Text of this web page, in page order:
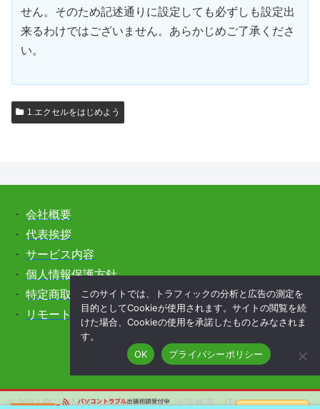
せん。そのため記述通りに設定しても必ずしも設定出
来るわけではございません。あらかじめご了承くださ
い。
1.エクセルをはじめよう
・ 会社概要
・ 代表挨拶
・ サービス内容
・ 個人情報保護方針
・ 特定商取引法に基づく表記
・
リモートサポートをご希望の方はこちら
© 2023 PC,LAN,WiFi,NASのトラブル出張修理、ITサポートは（株）
このサイトでは、トラフィックの分析と広告の測定を
目的としてCookieが使用されます。サイトの閲覧を続
けた場合、Cookieの使用を承諾したものとみなされま
す。
OK
プライバシーポリシー